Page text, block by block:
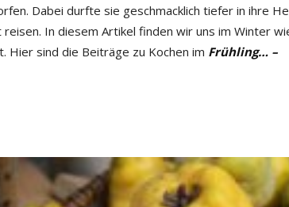
Dabei durfte sie geschmacklich tiefer in ihre
reisen. In diesem Artikel finden wir uns im Winter
Hier sind die Beiträge zu Kochen im Frühling… –